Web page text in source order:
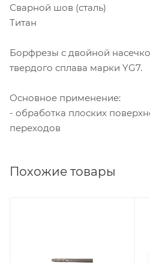
Сварной шов (сталь)
Титан
Борфрезы с двойной
твердого сплава марки YG7.
Основное применение:
- обработка плоских
переходов
Похожие товары